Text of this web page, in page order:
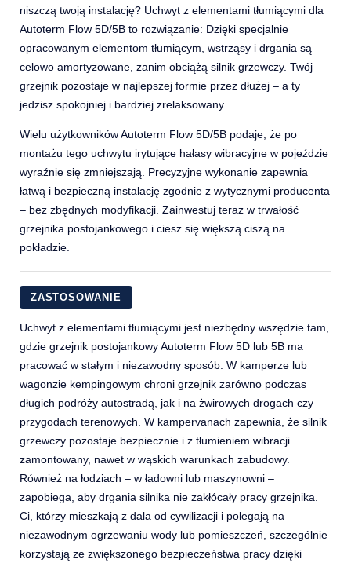
niszczą twoją instalację? Uchwyt z elementami tłumiącymi dla
Autoterm Flow 5D/5B to rozwiązanie: Dzięki specjalnie
opracowanym elementom tłumiącym, wstrząsy i drgania są
celowo amortyzowane, zanim obciążą silnik grzewczy. Twój
grzejnik pozostaje w najlepszej formie przez dłużej – a ty
jedzisz spokojniej i bardziej zrelaksowany.
Wielu użytkowników Autoterm Flow 5D/5B podaje, że po
montażu tego uchwytu irytujące hałasy wibracyjne w pojeździe
wyraźnie się zmniejszają. Precyzyjne wykonanie zapewnia
łatwą i bezpieczną instalację zgodnie z wytycznymi producenta
– bez zbędnych modyfikacji. Zainwestuj teraz w trwałość
grzejnika postojankowego i ciesz się większą ciszą na
pokładzie.
ZASTOSOWANIE
Uchwyt z elementami tłumiącymi jest niezbędny wszędzie tam,
gdzie grzejnik postojankowy Autoterm Flow 5D lub 5B ma
pracować w stałym i niezawodny sposób. W kamperze lub
wagonzie kempingowym chroni grzejnik zarówno podczas
długich podróży autostradą, jak i na żwirowych drogach czy
przygodach terenowych. W kampervanach zapewnia, że silnik
grzewczy pozostaje bezpiecznie i z tłumieniem wibracji
zamontowany, nawet w wąskich warunkach zabudowy.
Również na łodziach – w ładowni lub maszynowni –
zapobiega, aby drgania silnika nie zakłócały pracy grzejnika.
Ci, którzy mieszkają z dala od cywilizacji i polegają na
niezawodnym ogrzewaniu wody lub pomieszczeń, szczególnie
korzystają ze zwiększonego bezpieczeństwa pracy dzięki